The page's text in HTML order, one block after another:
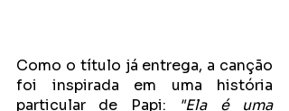
Como o título já entrega, a canção
foi inspirada em uma história
particular de Papi:
"Ela é uma